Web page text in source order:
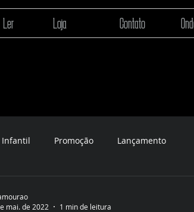
Loja Contato
Infantil Promoção Lançamento
mai. de 2022
1 min de leitura